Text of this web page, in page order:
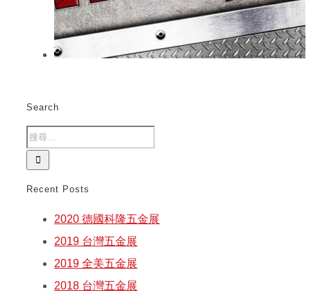
Search
Recent Posts
2020 德國科隆五金展
2019 台灣五金展
2019 全美五金展
2018 台灣五金展